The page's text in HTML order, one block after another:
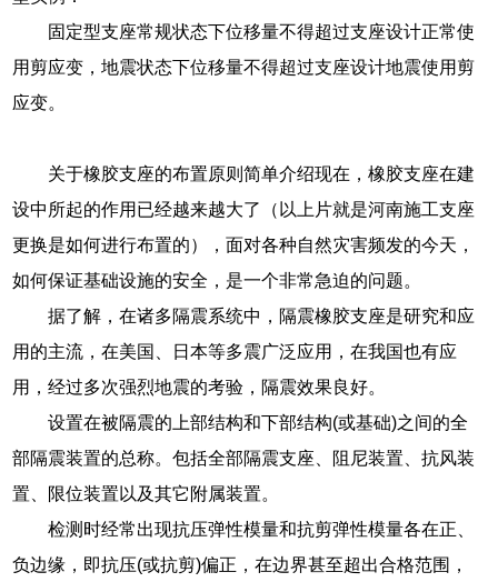
固定型支座常规状态下位移量不得超过支座设计正常使
用剪应变，地震状态下位移量不得超过支座设计地震使用剪
应变。
关于橡胶支座的布置原则简单介绍现在，橡胶支座在建
设中所起的作用已经越来越大了（以上片就是河南施工支座
更换是如何进行布置的），面对各种自然灾害频发的今天，
如何保证基础设施的安全，是一个非常急迫的问题。
据了解，在诸多隔震系统中，隔震橡胶支座是研究和应
用的主流，在美国、日本等多震广泛应用，在我国也有应
用，经过多次强烈地震的考验，隔震效果良好。
设置在被隔震的上部结构和下部结构(或基础)之间的全
部隔震装置的总称。包括全部隔震支座、阻尼装置、抗风装
置、限位装置以及其它附属装置。
检测时经常出现抗压弹性模量和抗剪弹性模量各在正、
负边缘，即抗压(或抗剪)偏正，在边界甚至超出合格范围，